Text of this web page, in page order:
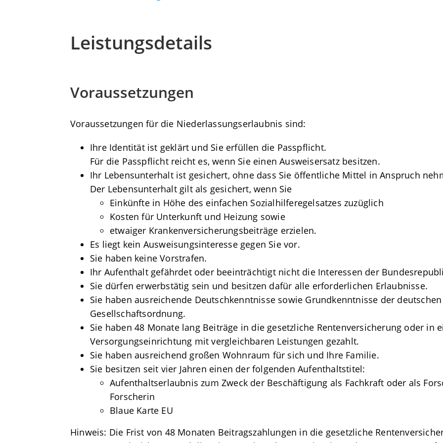
Leistungsdetails
Voraussetzungen
Voraussetzungen für die Niederlassungserlaubnis sind:
Ihre Identität ist geklärt und Sie erfüllen die Passpflicht.
Für die Passpflicht reicht es, wenn Sie einen Ausweisersatz besitzen.
Ihr Lebensunterhalt ist gesichert, ohne dass Sie öffentliche Mittel in Anspruch
Der Lebensunterhalt gilt als gesichert, wenn Sie
Einkünfte in Höhe des einfachen Sozialhilferegelsatzes zuzüglich
Kosten für Unterkunft und Heizung sowie
etwaiger Krankenversicherungsbeiträge erzielen.
Es liegt kein Ausweisungsinteresse gegen Sie vor.
Sie haben keine Vorstrafen.
Ihr Aufenthalt gefährdet oder beeinträchtigt nicht die Interessen der
Sie dürfen erwerbstätig sein und besitzen dafür alle erforderlichen Erlaubnisse.
Sie haben ausreichende Deutschkenntnisse sowie Grundkenntnisse der
Gesellschaftsordnung.
Sie haben 48 Monate lang Beiträge in die gesetzliche Rentenversicherung oder in
Versorgungseinrichtung mit vergleichbaren Leistungen gezahlt.
Sie haben ausreichend großen Wohnraum für sich und Ihre Familie.
Sie besitzen seit vier Jahren einen der folgenden Aufenthaltstitel:
Aufenthaltserlaubnis zum Zweck der Beschäftigung als Fachkraft oder als
Forscherin
Blaue Karte EU
Hinweis: Die Frist von 48 Monaten Beitragszahlungen in die gesetzliche